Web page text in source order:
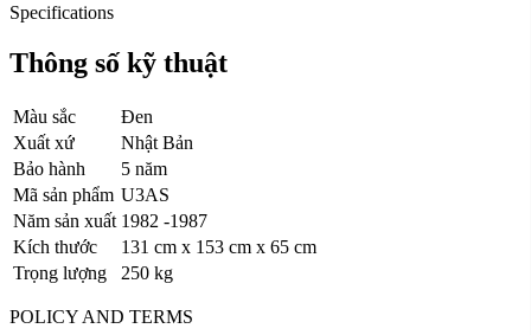
Specifications
Thông số kỹ thuật
Màu sắc
Đen
Xuất xứ
Nhật Bản
Bảo hành
5 năm
Mã sản phẩm U3AS
Năm sản xuất 1982 -1987
Kích thước
131 cm x 153 cm x 65 cm
Trọng lượng
250 kg
POLICY AND TERMS